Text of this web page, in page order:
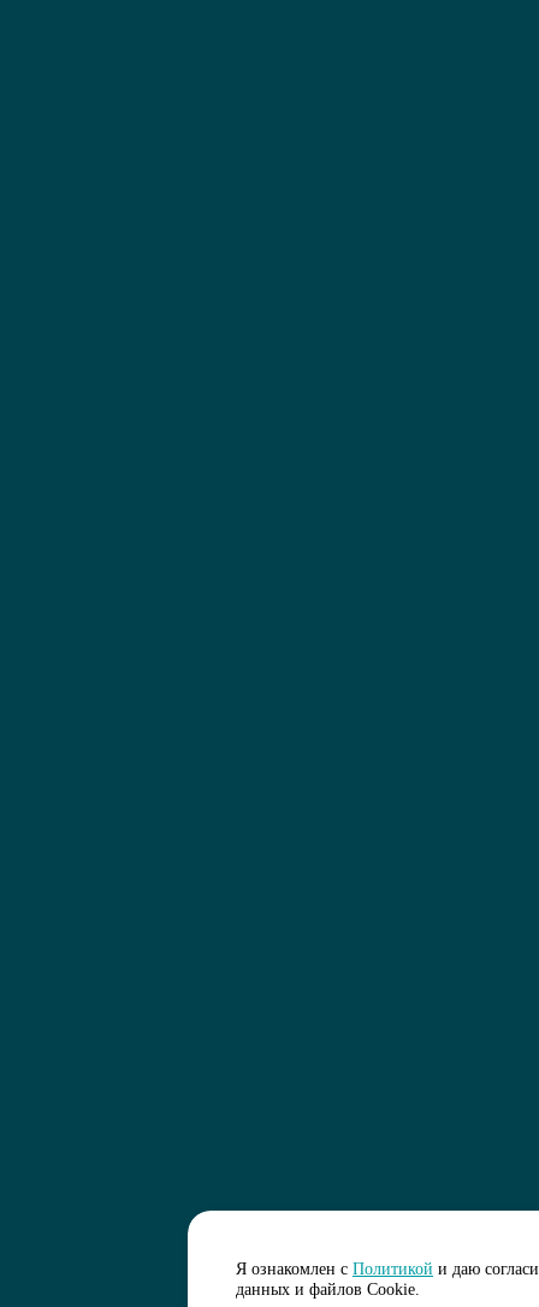
Я ознакомлен с Политикой и даю
данных и файлов Cookie.